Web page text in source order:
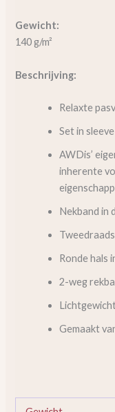
Gewicht:
140 g/m²
Beschrijving:
Relaxte
Set in
AWDis’
inherente
Nekband in
Ronde hals
2-weg
Gemaakt